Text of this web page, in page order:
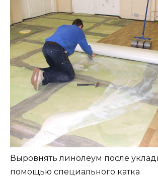
Выровнять линолеум после
помощью специального катка